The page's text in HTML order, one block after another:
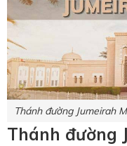
Thánh đường Jumeirah
Thánh đường